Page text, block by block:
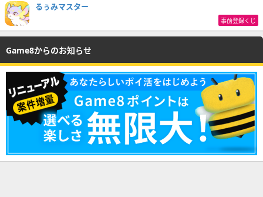
るぅみマスター
事前登録くじ
Game8からのお知らせ